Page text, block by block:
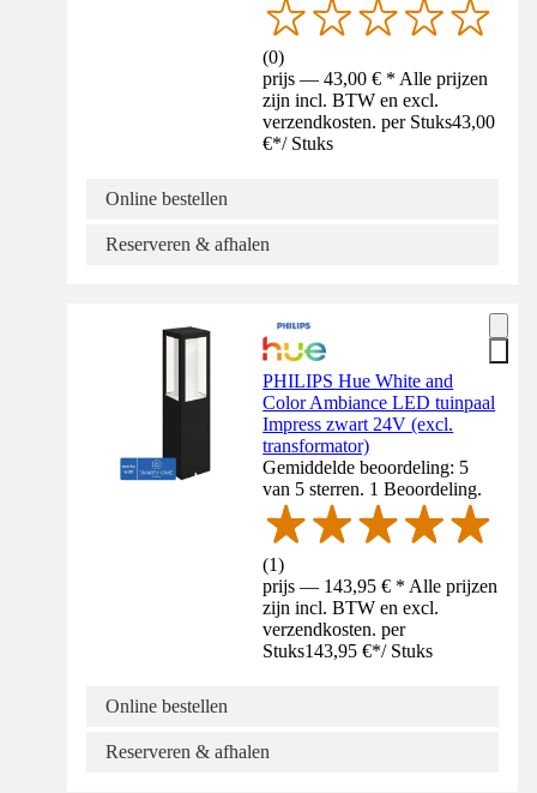
(0)
prijs — 43,00 € * Alle prijzen
zijn incl. BTW en excl.
verzendkosten. per Stuks43,00
€*/ Stuks
Online bestellen
Reserveren & afhalen
PHILIPS Hue White and
Color Ambiance LED tuinpaal
Impress zwart 24V (excl.
transformator)
Gemiddelde beoordeling: 5
van 5 sterren. 1 Beoordeling.
(1)
prijs — 143,95 € * Alle prijzen
zijn incl. BTW en excl.
verzendkosten. per
Stuks143,95 €*/ Stuks
Online bestellen
Reserveren & afhalen